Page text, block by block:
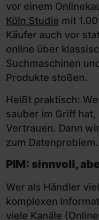
vor einem
Köln Studie mit
Käufer auch vor
online über
Suchmaschinen
Produkte stoßen.
Heißt praktisch:
sauber im Griff
Vertrauen. Dann
zum Datenproblem.
PIM: sinnvoll,
Wer als Händler
komplexen
viele Kanäle